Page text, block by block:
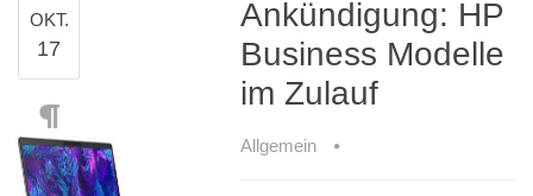
OKT.
17
Ankündigung: HP
Business Modelle
im Zulauf
Allgemein